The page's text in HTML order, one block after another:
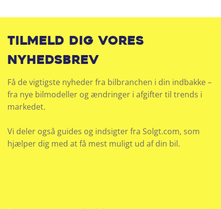
Tilmeld dig vores
nyhedsbrev
Få de vigtigste nyheder fra bilbranchen i din indbakke –
fra nye bilmodeller og ændringer i afgifter til trends i
markedet.
Vi deler også guides og indsigter fra Solgt.com, som
hjælper dig med at få mest muligt ud af din bil.